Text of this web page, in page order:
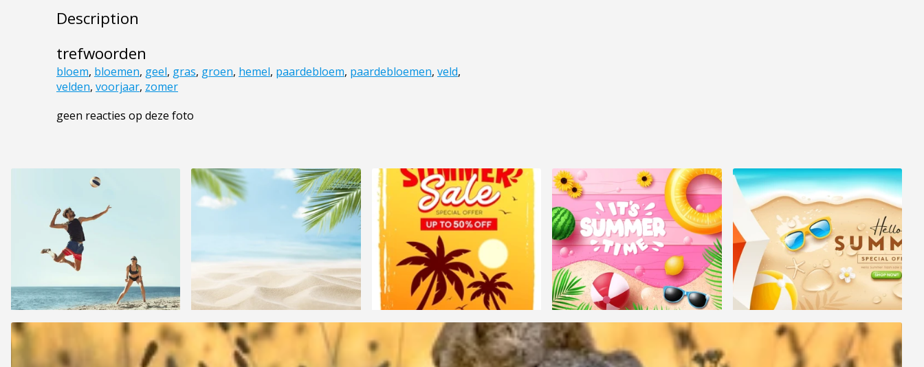
Description
trefwoorden
bloem, bloemen, geel, gras, groen, hemel, paardebloem, paardebloemen, veld,
velden, voorjaar, zomer
geen reacties op deze foto